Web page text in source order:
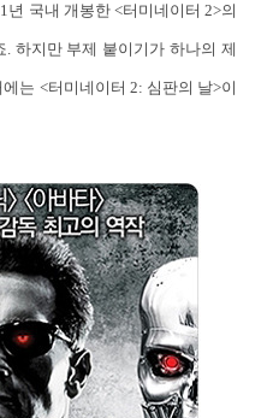
국내 개봉한 <터미네이터 2>의
. 하지만 부제 붙이기가 하나의 제
는 <터미네이터 2: 심판의 날>이